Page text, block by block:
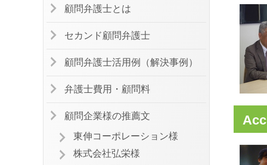
顧問弁護士とは
セカンド顧問弁護士
顧問弁護士活用例（解決事例）
弁護士費用・顧問料
顧問企業様の推薦文
東伸コーポレーション様
株式会社弘栄様